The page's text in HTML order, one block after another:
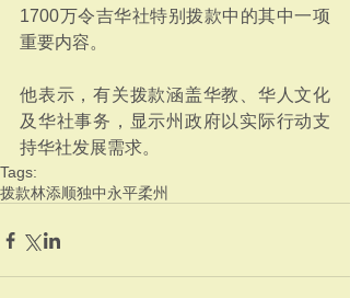
1700万令吉华社特别拨款中的其中一项
重要内容。
他表示，有关拨款涵盖华教、华人文化
及华社事务，显示州政府以实际行动支
持华社发展需求。
Tags:
拨款林添顺独中永平柔州